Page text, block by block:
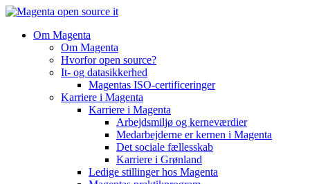
Videre
indholdOm Magenta
Om Magenta
Hvorfor open source?
It- og datasikkerhed
Magentas ISO-certificeringer
Karriere i Magenta
Karriere i Magenta
Arbejdsmiljø og kerneværdier
Medarbejderne er kernen i Magenta
Det sociale fællesskab
Karriere i Grønland
Ledige stillinger hos Magenta​